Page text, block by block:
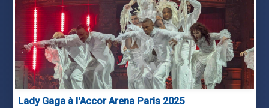
Lady Gaga à l'Accor Arena Paris 2025